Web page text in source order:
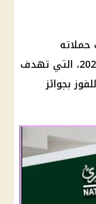
الترويجية المميزة لشهري يوليو وأغسطس 2024، التي تهدف
بجوائز